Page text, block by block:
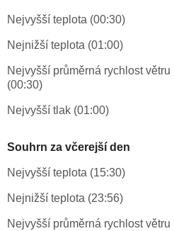
Nejvyšší teplota (00:30)
Nejnižší teplota (01:00)
Nejvyšší průměrná rychlost větru
(00:30)
Nejvyšší tlak (01:00)
Souhrn za včerejší den
Nejvyšší teplota (15:30)
Nejnižší teplota (23:56)
Nejvyšší průměrná rychlost větru